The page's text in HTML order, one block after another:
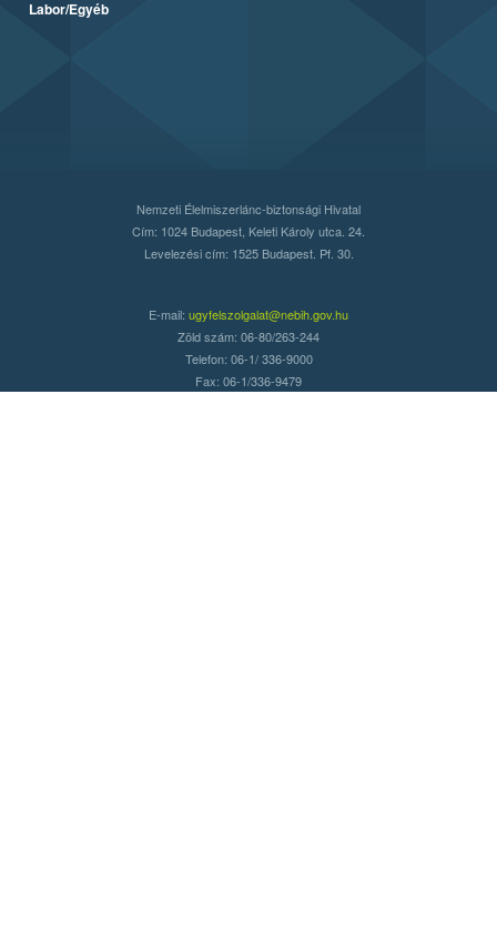
Labor/Egyéb
Nemzeti Élelmiszerlánc-biztonsági Hivatal
Cím: 1024 Budapest, Keleti Károly utca. 24.
Levelezési cím: 1525 Budapest. Pf. 30.
E-mail: ugyfelszolgalat@nebih.gov.hu
Zöld szám: 06-80/263-244
Telefon: 06-1/ 336-9000
Fax: 06-1/336-9479